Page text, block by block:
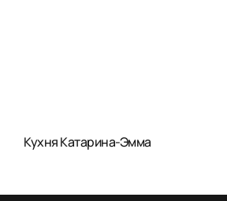
Кухня Катарина-Эмма